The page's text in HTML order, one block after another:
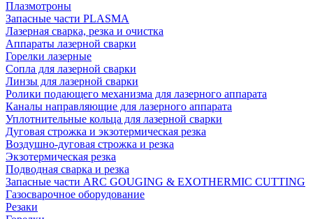
Плазмотроны
Запасные части PLASMA
Лазерная сварка, резка и очистка
Аппараты лазерной сварки
Горелки лазерные
Сопла для лазерной сварки
Линзы для лазерной сварки
Ролики подающего механизма для лазерного аппарата
Каналы направляющие для лазерного аппарата
Уплотнительные кольца для лазерной сварки
Дуговая строжка и экзотермическая резка
Воздушно-дуговая строжка и резка
Экзотермическая резка
Подводная сварка и резка
Запасные части ARC GOUGING & EXOTHERMIC CUTTING
Газосварочное оборудование
Резаки